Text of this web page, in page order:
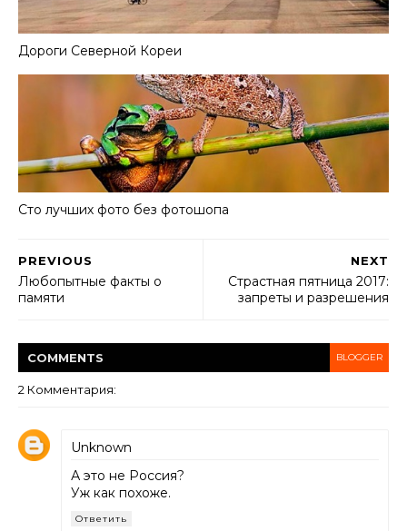
Дороги Северной Кореи
Сто лучших фото без фотошопа
NEXT
Страстная пятница 2017:
запреты и разрешения
PREVIOUS
Любопытные факты о
памяти
COMMENTS BLOGGER
2 Комментария:
Unknown
А это не Россия?
Уж как похоже.
Ответить